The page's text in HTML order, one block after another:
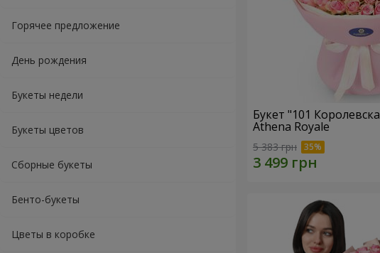
Горячее предложение
День рождения
Букеты недели
Букеты цветов
Сборные букеты
Бенто-букеты
Цветы в коробке
Букет "101
Athena Royale
5 383 грн